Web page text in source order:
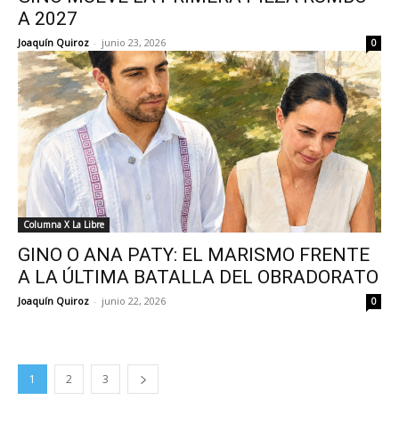
A 2027
Joaquín Quiroz - junio 23, 2026 0
Columna X La Libre
GINO O ANA PATY: EL MARISMO FRENTE
A LA ÚLTIMA BATALLA DEL OBRADORATO
Joaquín Quiroz - junio 22, 2026 0
1 2 3